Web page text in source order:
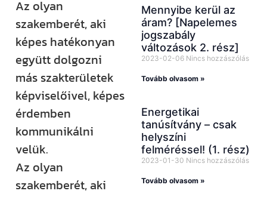
Az olyan
szakemberét, aki
képes hatékonyan
együtt dolgozni
más szakterületek
képviselőivel, képes
érdemben
kommunikálni
velük.
Az olyan
szakemberét, aki
Mennyibe kerül az
áram? [Napelemes
jogszabály
változások 2. rész]
2023-02-06 Nincs hozzászólás
Tovább olvasom »
Energetikai
tanúsítvány – csak
helyszíni
felméréssel! (1. rész)
2023-01-30 Nincs hozzászólás
Tovább olvasom »